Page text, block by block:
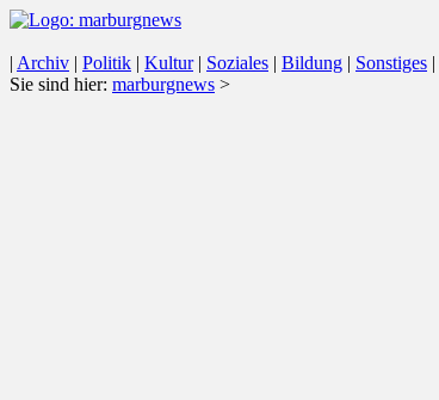
| Archiv | Politik | Kultur| Soziales | Bildung | Sonstiges |
Sie sind hier: marburgnews >